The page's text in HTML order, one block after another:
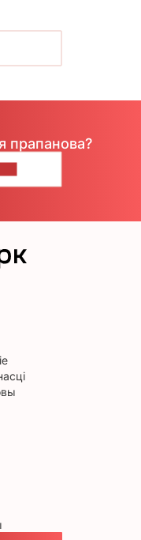
прапанова?